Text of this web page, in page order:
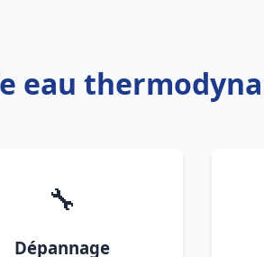
eau
🔧
Dépannage